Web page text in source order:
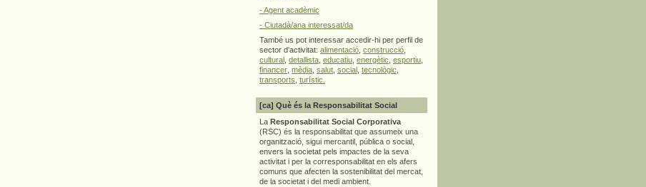
- Agent acadèmic
- Ciutadà/ana interessat/da
També us pot interessar accedir-hi per perfil de
sector d'activitat: alimentació construcció
cultural detallista educatiu energètic esportiu
financer mèdia salut social tecnològic
transports turístic.
[ca] Què és la Responsabilitat Social
La Responsabilitat Social Corporativa
(RSC) és la responsabilitat que assumeix una
organització, sigui mercantil, pública o social,
envers la societat pels impactes de la seva
activitat i per la corresponsabilitat en els afers
comuns que afecten la sostenibilitat del mercat,
de la societat i del medi ambient.